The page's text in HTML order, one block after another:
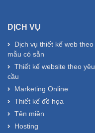
DỊCH VỤ
Dịch vụ thiết kế web theo
mẫu có sẵn
Thiết kế website theo yêu
cầu
Marketing Online
Thiết kế đồ họa
Tên miền
Hosting